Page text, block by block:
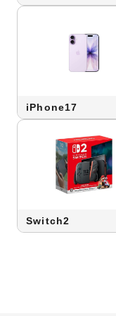
iPhone17
Switch2